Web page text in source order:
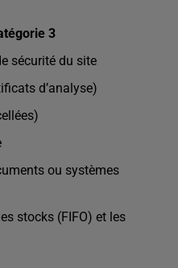
3
sécurité du site
d’analyse)
ou systèmes
stocks (FIFO) et les